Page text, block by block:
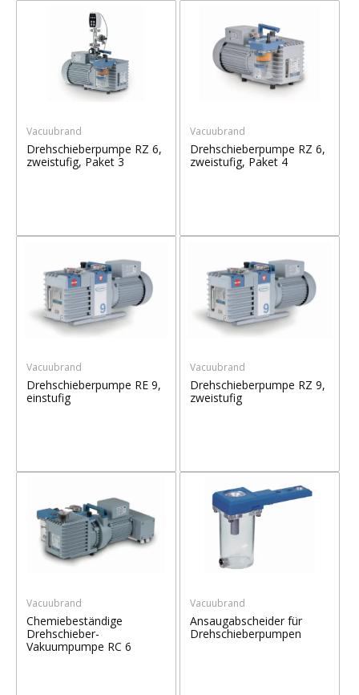
Vacuubrand
Drehschieberpumpe RZ 6,
zweistufig, Paket 3
Vacuubrand
Drehschieberpumpe RZ 6,
zweistufig, Paket 4
Vacuubrand
Drehschieberpumpe RE 9,
einstufig
Vacuubrand
Drehschieberpumpe RZ 9,
zweistufig
Vacuubrand
Chemiebeständige
Drehschieber-
Vakuumpumpe RC 6
Vacuubrand
Ansaugabscheider für
Drehschieberpumpen